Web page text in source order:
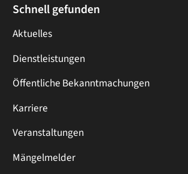
Schnell gefunden
Aktuelles
Dienstleistungen
Öffentliche Bekanntmachungen
Karriere
Veranstaltungen
Mängelmelder